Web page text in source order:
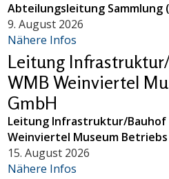
Abteilungsleitung Sammlung
9. August 2026
Nähere Infos
Leitung
WMB Weinviertel
GmbH
Leitung Infrastruktur/Bauhof
Weinviertel Museum Betriebs
15. August 2026
Nähere Infos